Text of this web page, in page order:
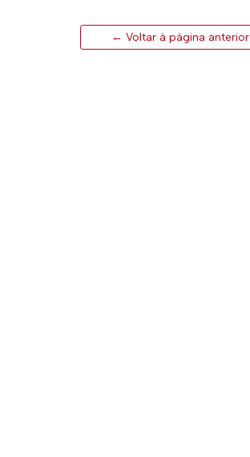
← Voltar à página anterior